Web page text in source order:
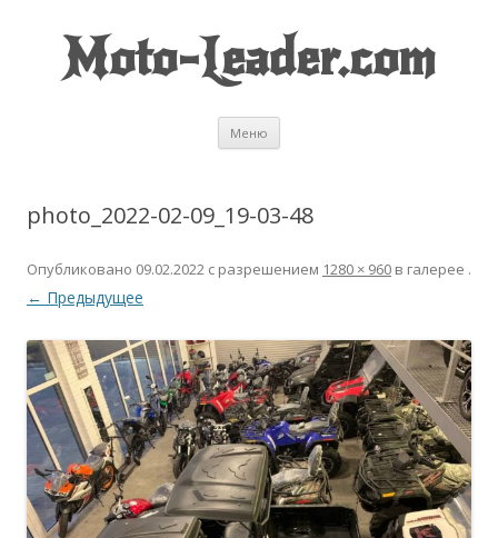
Moto-Leader.com
Меню
photo_2022-02-09_19-03-48
Опубликовано 09.02.2022 с разрешением 1280 × 960 в галерее .
← Предыдущее